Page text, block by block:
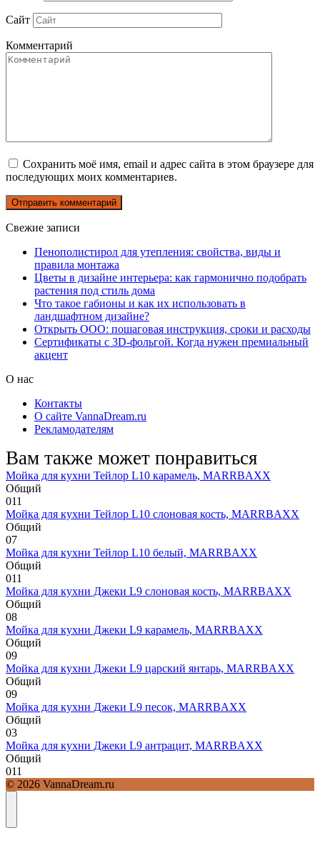
Сайт
Комментарий
Сохранить моё имя, email и адрес сайта в этом браузере для
последующих моих комментариев.
Свежие записи
Пенополистирол для утепления: свойства, виды и
правила монтажа
Цветы в дизайне интерьера: как гармонично подобрать
растения под стиль дома
Что такое габионы и как их использовать в
ландшафтном дизайне?
Открыть ООО: пошаговая инструкция, сроки и расходы
Сертификаты с 3D-фольгой. Когда нужен премиальный
акцент
О нас
Контакты
О сайте VannaDream.ru
Рекламодателям
Вам также может понравиться
Мойка для кухни Тейлор L10 карамель, MARRBAXX
Общий
011
Мойка для кухни Тейлор L10 слоновая кость, MARRBAXX
Общий
07
Мойка для кухни Тейлор L10 белый, MARRBAXX
Общий
011
Мойка для кухни Джеки L9 слоновая кость, MARRBAXX
Общий
08
Мойка для кухни Джеки L9 карамель, MARRBAXX
Общий
09
Мойка для кухни Джеки L9 царский янтарь, MARRBAXX
Общий
09
Мойка для кухни Джеки L9 песок, MARRBAXX
Общий
03
Мойка для кухни Джеки L9 антрацит, MARRBAXX
Общий
011
© 2026 VannaDream.ru